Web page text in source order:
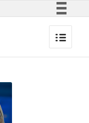
Legislação